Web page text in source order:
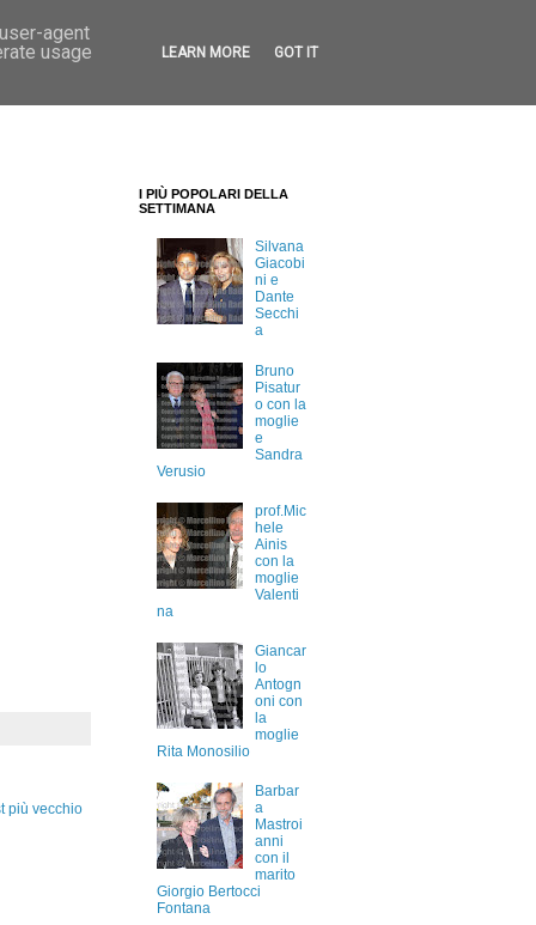
più vecchio
I PIÙ POPOLARI DELLA
SETTIMANA
Silvana
Giacobi
ni e
Dante
Secchi
a
Bruno
Pisatur
o con la
moglie
e
Sandra
Verusio
prof.Mic
hele
Ainis
con la
moglie
Valenti
na
Giancar
lo
Antogn
oni con
la
moglie
Rita Monosilio
Barbar
a
Mastroi
anni
con il
marito
Giorgio Bertocci
Fontana
agent
usage
LEARN MORE GOT IT